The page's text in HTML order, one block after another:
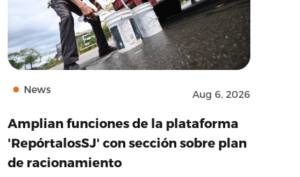
News Aug 6, 2026
Amplian funciones de la plataforma
'RepórtalosSJ' con sección sobre plan
de racionamiento